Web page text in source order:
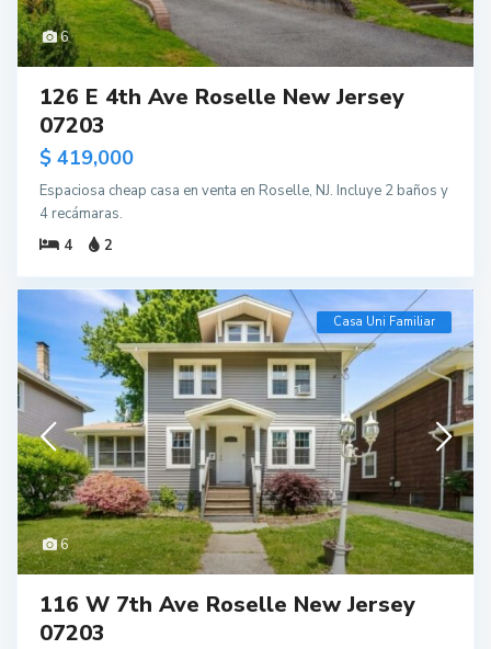
6
126 E 4th Ave Roselle New Jersey
07203
$ 419,000
Espaciosa cheap casa en venta en Roselle, NJ. Incluye 2 baños y
4 recámaras.
4
2
6
Casa Uni Familiar
116 W 7th Ave Roselle New Jersey
07203